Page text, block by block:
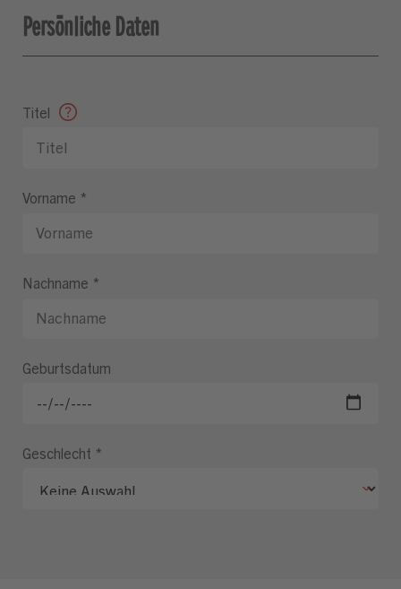
Persönliche Daten
Titel
Vorname *
Nachname *
Geburtsdatum
Geschlecht *